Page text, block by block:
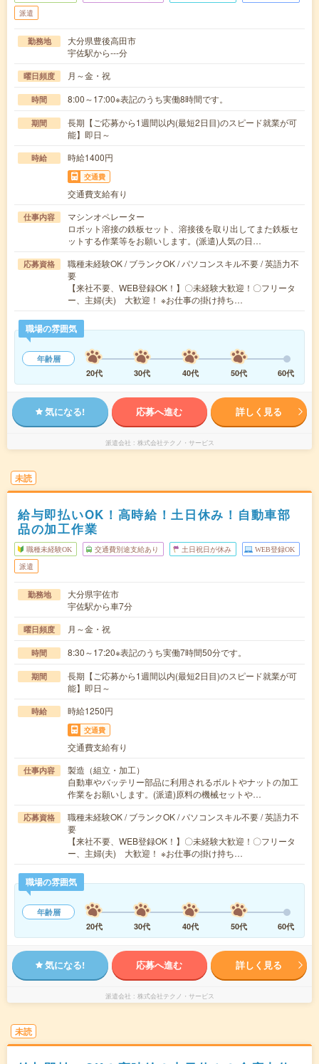
派遣
勤務地
大分県豊後高田市
宇佐駅から---分
曜日頻度 月～金・祝
時間 8:00～17:00※表記のうち実働8時間です。
期間
長期【ご応募から1週間以内(最短2日目)のスピード就業が可
能】即日～
時給 時給1400円
交通費
交通費支給有り
仕事内容
マシンオペレーター
ロボット溶接の鉄板セット、溶接後を取り出してまた鉄板セ
ットする作業等をお願いします。(派遣)人気の日…
応募資格
職種未経験OK / ブランクOK / パソコンスキル不要 / 英語力不
要
【来社不要、WEB登録OK！】〇未経験大歓迎！〇フリータ
ー、主婦(夫) 大歓迎！ ※お仕事の掛け持ち…
職場の雰囲気
年齢層
20代
30代 40代 50代 60代
気になる! 応募へ進む 詳しく見る
派遣会社 株式会社テクノ・サービス
未読
給与即払いOK！高時給！土日休み！自動車部
品の加工作業
職種未経験OK 交通費別途支給あり 土日祝日が休み WEB登録OK
派遣
勤務地
大分県宇佐市
宇佐駅から車7分
曜日頻度 月～金・祝
時間 8:30～17:20※表記のうち実働7時間50分です。
期間
長期【ご応募から1週間以内(最短2日目)のスピード就業が可
能】即日～
時給 時給1250円
交通費
交通費支給有り
仕事内容
製造（組立・加工）
自動車やバッテリー部品に利用されるボルトやナットの加工
作業をお願いします。(派遣)原料の機械セットや…
応募資格
職種未経験OK / ブランクOK / パソコンスキル不要 / 英語力不
要
【来社不要、WEB登録OK！】〇未経験大歓迎！〇フリータ
ー、主婦(夫) 大歓迎！ ※お仕事の掛け持ち…
職場の雰囲気
年齢層
20代
30代 40代 50代 60代
気になる! 応募へ進む 詳しく見る
派遣会社 株式会社テクノ・サービス
未読